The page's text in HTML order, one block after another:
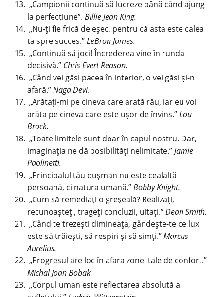
„Campionii continuă să lucreze până când ajung
la perfecțiune”. Billie Jean King.
„Nu-ți fie frică de eșec, pentru că asta este calea
ta spre succes.”LeBron James.
„Continuă să joci! Încrederea vine în runda
decisivă.” Chris Evert Reason.
„Când vei găsi pacea în interior, o vei găsi și-n
afară.”Naga Devi.
„Arătați-mi pe cineva care arată rău, iar eu voi
arăta pe cineva care este ușor de învins.”Lou
Brock.
„Toate limitele sunt doar în capul nostru. Dar,
imaginația ne dă posibilități nelimitate.”Jamie
Paolinetti.
„Principalul tău dușman nu este cealaltă
persoană, ci natura umană.”Bobby Knight.
„Cum să remediați o greșeală? Realizați,
recunoașteți, trageți concluzii, uitați.”Dean Smith.
„Când te trezești dimineața, gândește-te ce lux
este să trăiești, să respiri și să simți.”Marcus
Aurelius.
„Progresul are loc în afara zonei tale de confort.”
Michal Joan Bobak.
„Corpul uman este reflectarea absolută a